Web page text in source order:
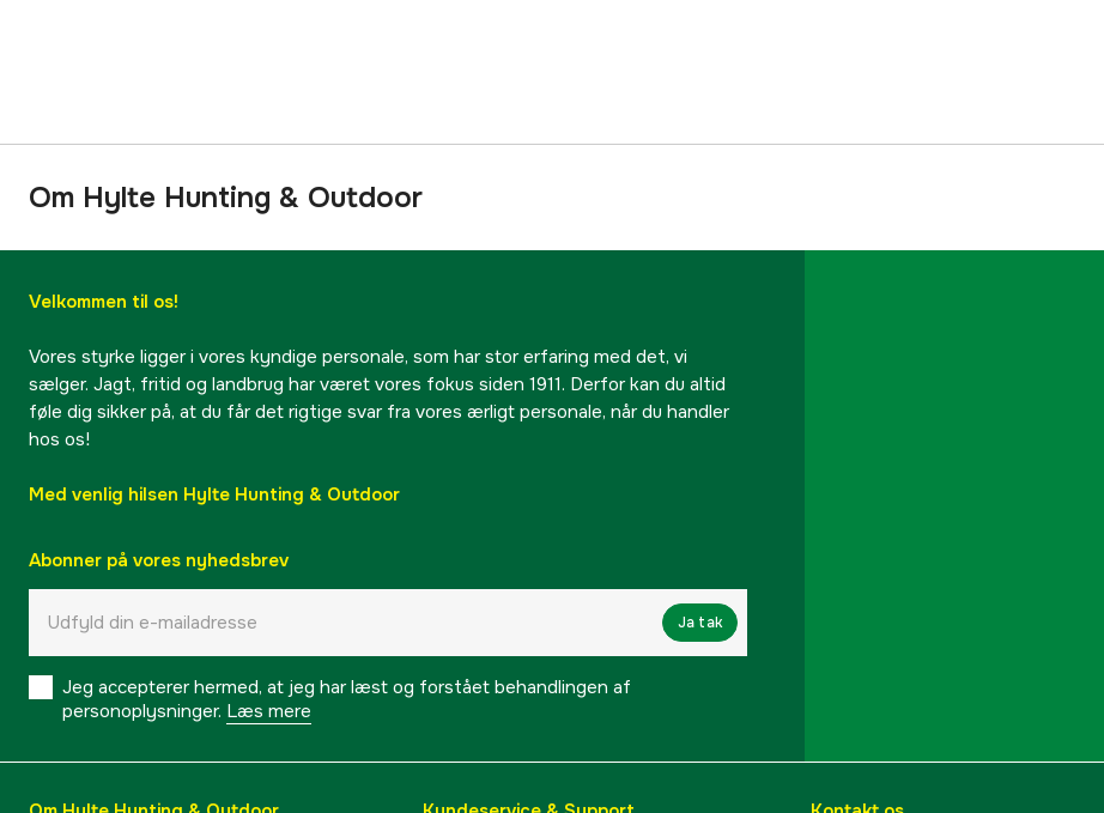
Om Hylte Hunting & Outdoor
Velkommen til os!
Vores styrke ligger i vores kyndige personale, som har stor erfaring med det, vi
sælger. Jagt, fritid og landbrug har været vores fokus siden 1911. Derfor kan du altid
føle dig sikker på, at du får det rigtige svar fra vores ærligt personale, når du handler
hos os!
Med venlig hilsen Hylte Hunting & Outdoor
Abonner på vores nyhedsbrev
Ja tak
Jeg accepterer hermed, at jeg har læst og forstået behandlingen af ​​
personoplysninger. Læs mere